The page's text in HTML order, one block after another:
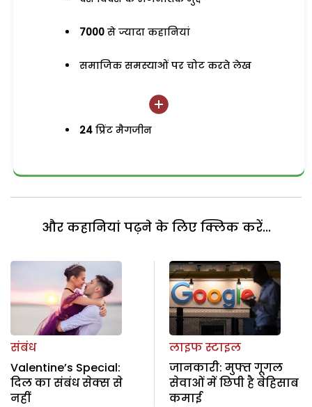
7000 से ज्यादा कहानियां
समाजिक समस्याओं पर चोट करते लेख
24 प्रिंट मैगजीन
और कहानियां पढ़ने के लिए क्लिक करें...
संबंध
Valentine’s Special:
दिल का संबंध सेक्स से
नहीं
लाइफ स्टाइल
जानकारी: मुफ्त गूगल
सेवाओं में छिपी है बेहिसाब
कमाई